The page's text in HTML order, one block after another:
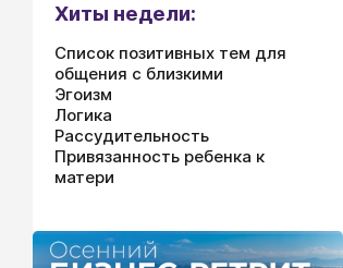
Хиты недели:
Список позитивных тем для
общения с близкими
Эгоизм
Логика
Рассудительность
Привязанность ребенка к
матери